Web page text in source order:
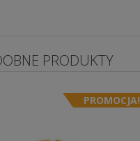
PRODUKTY
PROMOCJA!